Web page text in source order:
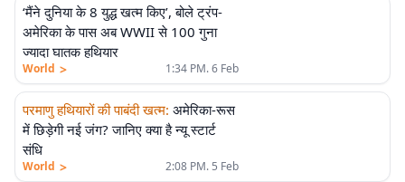
‘मैंने दुनिया के 8 युद्ध खत्म किए’, बोले ट्रंप-
अमेरिका के पास अब WWII से 100 गुना
ज्यादा घातक हथियार
World > 1:34 PM. 6 Feb
परमाणु हथियारों की पाबंदी खत्म: अमेरिका-रूस
में छिड़ेगी नई जंग? जानिए क्या है न्यू स्टार्ट
संधि
World > 2:08 PM. 5 Feb